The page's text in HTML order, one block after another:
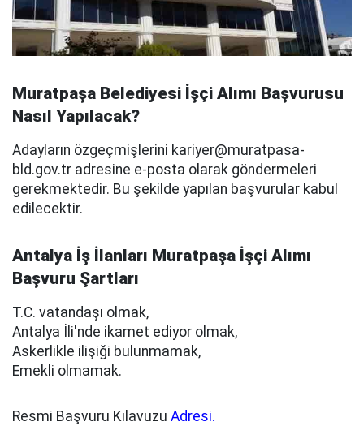
Muratpaşa Belediyesi İşçi Alımı Başvurusu
Nasıl Yapılacak?
Adayların özgeçmişlerini kariyer@muratpasa-
bld.gov.tr adresine e-posta olarak göndermeleri
gerekmektedir. Bu şekilde yapılan başvurular kabul
edilecektir.
Antalya İş İlanları Muratpaşa İşçi Alımı
Başvuru Şartları
T.C. vatandaşı olmak,
Antalya İli'nde ikamet ediyor olmak,
Askerlikle ilişiği bulunmamak,
Emekli olmamak.
Resmi Başvuru Kılavuzu Adresi.